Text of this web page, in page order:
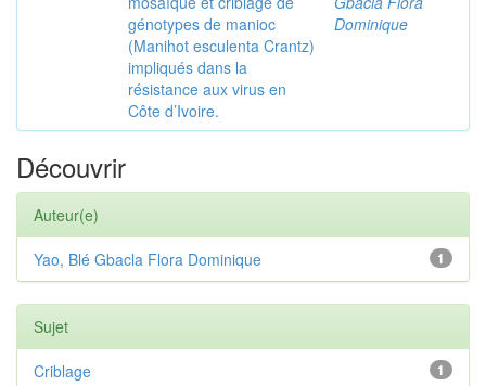
génotypes de manioc
(Manihot esculenta Crantz)
impliqués dans la
résistance aux virus en
Côte d’Ivoire.
Dominique
Découvrir
Auteur(e)
1
Yao, Blé Gbacla Flora Dominique
Sujet
1
Criblage